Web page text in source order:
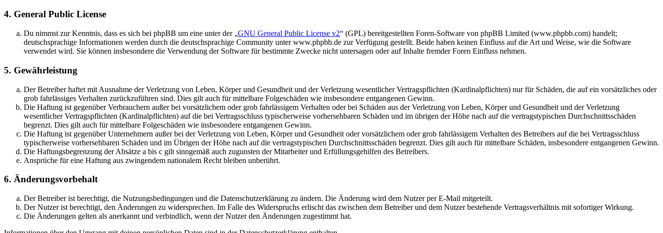
4. General Public License
Du nimmst zur Kenntnis, dass es sich bei phpBB um eine unter der „GNU General Public License v2“ (GPL) bereitgestellten Foren-Software von phpBB Limited (www.phpbb.com) handelt;
deutschsprachige Informationen werden durch die deutschsprachige Community unter www.phpbb.de zur Verfügung gestellt. Beide haben keinen Einfluss auf die Art und Weise, wie die Software
verwendet wird. Sie können insbesondere die Verwendung der Software für bestimmte Zwecke nicht untersagen oder auf Inhalte fremder Foren Einfluss nehmen.
5. Gewährleistung
Der Betreiber haftet mit Ausnahme der Verletzung von Leben, Körper und Gesundheit und der Verletzung wesentlicher Vertragspflichten (Kardinalpflichten) nur für Schäden, die auf ein vorsätzliches oder
grob fahrlässiges Verhalten zurückzuführen sind. Dies gilt auch für mittelbare Folgeschäden wie insbesondere entgangenen Gewinn.
Die Haftung ist gegenüber Verbrauchern außer bei vorsätzlichem oder grob fahrlässigem Verhalten oder bei Schäden aus der Verletzung von Leben, Körper und Gesundheit und der Verletzung
wesentlicher Vertragspflichten (Kardinalpflichten) auf die bei Vertragsschluss typischerweise vorhersehbaren Schäden und im übrigen der Höhe nach auf die vertragstypischen Durchschnittsschäden
begrenzt. Dies gilt auch für mittelbare Folgeschäden wie insbesondere entgangenen Gewinn.
Die Haftung ist gegenüber Unternehmern außer bei der Verletzung von Leben, Körper und Gesundheit oder vorsätzlichem oder grob fahrlässigem Verhalten des Betreibers auf die bei Vertragsschluss
typischerweise vorhersehbaren Schäden und im Übrigen der Höhe nach auf die vertragstypischen Durchschnittsschäden begrenzt. Dies gilt auch für mittelbare Schäden, insbesondere entgangenen Gewinn.
Die Haftungsbegrenzung der Absätze a bis c gilt sinngemäß auch zugunsten der Mitarbeiter und Erfüllungsgehilfen des Betreibers.
Ansprüche für eine Haftung aus zwingendem nationalem Recht bleiben unberührt.
6. Änderungsvorbehalt
Der Betreiber ist berechtigt, die Nutzungsbedingungen und die Datenschutzerklärung zu ändern. Die Änderung wird dem Nutzer per E-Mail mitgeteilt.
Der Nutzer ist berechtigt, den Änderungen zu widersprechen. Im Falle des Widerspruchs erlischt das zwischen dem Betreiber und dem Nutzer bestehende Vertragsverhältnis mit sofortiger Wirkung.
Die Änderungen gelten als anerkannt und verbindlich, wenn der Nutzer den Änderungen zugestimmt hat.